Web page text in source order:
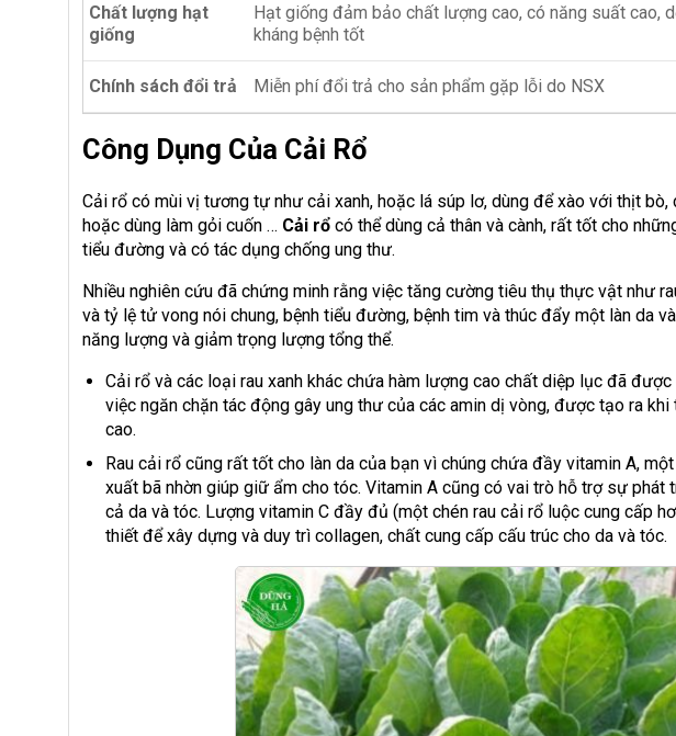
Chất lượng hạt
giống
Hạt giống đảm bảo chất lượng cao, có năng suất cao,
kháng bệnh tốt
Chính sách đổi trả Miễn phí đổi trả cho sản phẩm gặp lỗi do NSX
Công Dụng Của Cải Rổ
Cải rổ có mùi vị tương tự như cải xanh, hoặc lá súp lơ, dùng để xào với thịt
hoặc dùng làm gỏi cuốn … Cải rổ có thể dùng cả thân và cành, rất tốt cho
tiểu đường và có tác dụng chống ung thư.
Nhiều nghiên cứu đã chứng minh rằng việc tăng cường tiêu thụ thực vật như
và tỷ lệ tử vong nói chung, bệnh tiểu đường, bệnh tim và thúc đẩy một làn da
năng lượng và giảm trọng lượng tổng thể.
Cải rổ và các loại rau xanh khác chứa hàm lượng cao chất diệp lục đã
việc ngăn chặn tác động gây ung thư của các amin dị vòng, được tạo ra
cao.
Rau cải rổ cũng rất tốt cho làn da của bạn vì chúng chứa đầy vitamin A,
xuất bã nhờn giúp giữ ẩm cho tóc. Vitamin A cũng có vai trò hỗ trợ sự phát
cả da và tóc. Lượng vitamin C đầy đủ (một chén rau cải rổ luộc cung cấp
thiết để xây dựng và duy trì collagen, chất cung cấp cấu trúc cho da và tóc.